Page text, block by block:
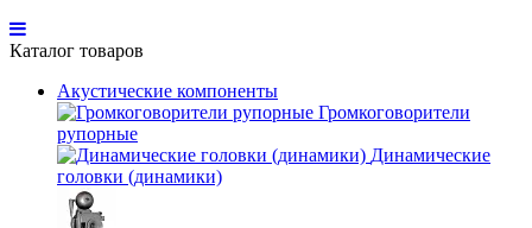
Каталог товаров
Акустические компоненты
Громкоговорители
рупорные
Динамические
головки (динамики)